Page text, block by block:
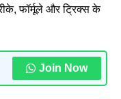
फॉर्मूले और ट्रिक्स के
Join Now